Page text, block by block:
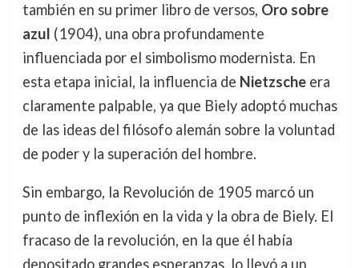
también en su primer libro de versos, Oro sobre
azul (1904), una obra profundamente
influenciada por el simbolismo modernista. En
esta etapa inicial, la influencia de Nietzscheera
claramente palpable, ya que Biely adoptó muchas
de las ideas del filósofo alemán sobre la voluntad
de poder y la superación del hombre.
Sin embargo, la Revolución de 1905 marcó un
punto de inflexión en la vida y la obra de Biely. El
fracaso de la revolución, en la que él había
depositado grandes esperanzas, lo llevó a un